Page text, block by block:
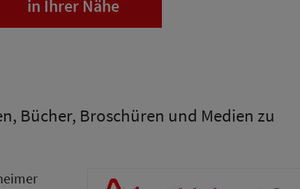
in Ihrer Nähe
Bücher, Broschüren und Medien zu